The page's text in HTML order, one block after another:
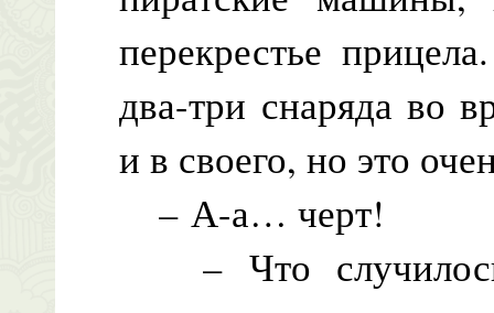
перекрестье
два-три снаряда во
и в своего, но это
– А-а… черт!
– Что